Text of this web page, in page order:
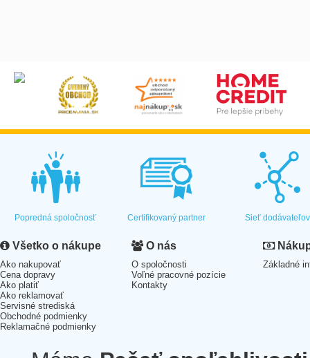
Popredná spoločnosť Certifikovaný partner Sieť dodávateľov
Všetko o nákupe
Ako nakupovať
Cena dopravy
Ako platiť
Ako reklamovať
Servisné strediská
Obchodné podmienky
Reklamačné podmienky
O nás
O spoločnosti
Voľné pracovné pozície
Kontakty
Základné